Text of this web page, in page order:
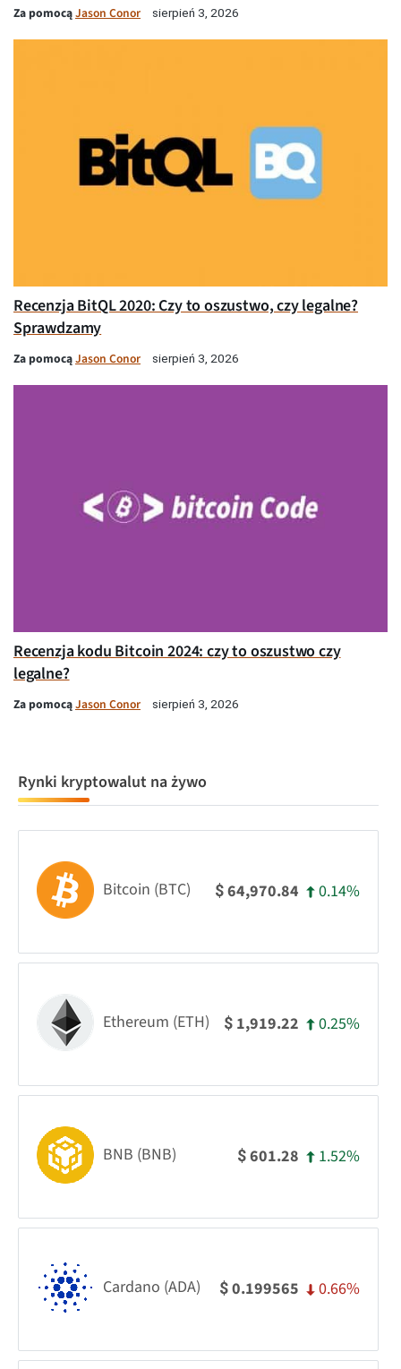
Za pomocąJason Conor sierpień 3, 2026
Recenzja BitQL 2020: Czy to oszustwo, czy legalne?
Sprawdzamy
Za pomocąJason Conor sierpień 3, 2026
Recenzja kodu Bitcoin 2024: czy to oszustwo czy
legalne?
Za pomocąJason Conor sierpień 3, 2026
Rynki kryptowalut na żywo
Bitcoin (BTC) $64,970.84 0.14%
Ethereum (ETH) $ 1,919.22 0.25%
BNB (BNB) $601.28 1.52%
Cardano (ADA) $0.199565 0.66%